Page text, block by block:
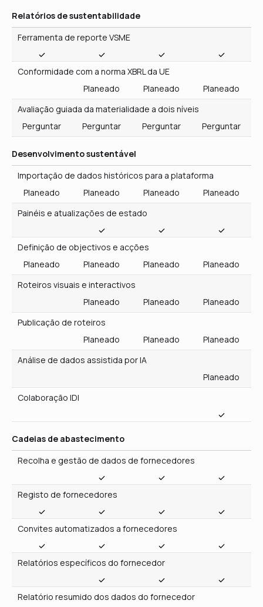
Planeado
Planeado
Planeado
Avaliação guiada da materialidade a dois níveis
Perguntar
Perguntar Perguntar Perguntar
Desenvolvimento sustentável
Importação de dados históricos para a plataforma
Planeado
Planeado Planeado
Planeado
Painéis e atualizações de estado
Definição de objectivos e acções
Planeado
Planeado Planeado
Planeado
Roteiros visuais e interactivos
Planeado
Planeado
Planeado
Planeado
Planeado
Planeado
Planeado
Recolha e gestão de dados de fornecedores
Convites automatizados a fornecedores
Relatórios específicos do fornecedor
Relatório resumido dos dados do fornecedor
Análise - Riscos
Planeado
Planeado